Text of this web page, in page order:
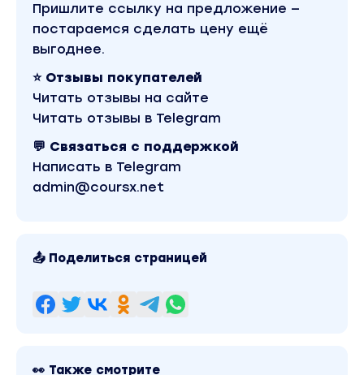
Пришлите ссылку на предложение —
постараемся сделать цену ещё
выгоднее.
⭐ Отзывы покупателей
Читать отзывы на сайте
Читать отзывы в Telegram
💬 Связаться с поддержкой
Написать в Telegram
admin@coursx.net
📤 Поделиться страницей
👀 Также смотрите